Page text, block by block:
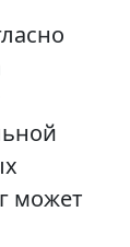
может